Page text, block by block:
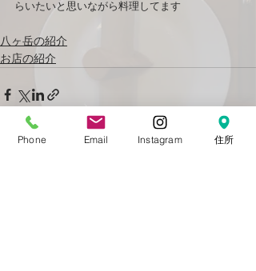
らいたいと思いながら料理してます
八ヶ岳の紹介
お店の紹介
Phone Email Instagram 住所